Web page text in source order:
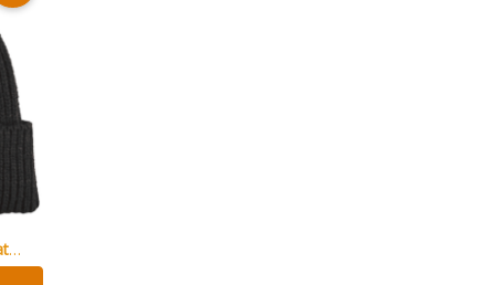
Berretta Tira piu una Schiacciata 2510